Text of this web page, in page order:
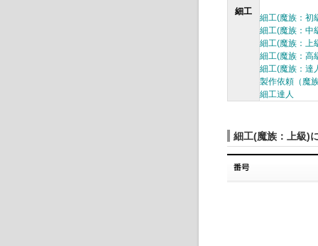
細工
細工(魔族：初
細工(魔族：中
細工(魔族：上
細工(魔族：高
細工(魔族：達
製作依頼（魔
細工達人
細工(魔族：上級)